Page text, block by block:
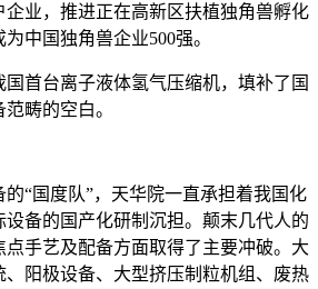
企业，推进正在高新区扶植独角兽孵化
中国独角兽企业500强。
台离子液体氢气压缩机，填补了国
畴的空白。
国度队”，天华院一直承担着我国化
备的国产化研制沉担。颠末几代人的
点手艺及配备方面取得了主要冲破。大
、阳极设备、大型挤压制粒机组、废热